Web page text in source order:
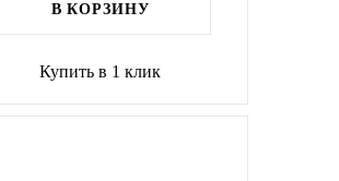
В КОРЗИНУ
Купить в 1 клик